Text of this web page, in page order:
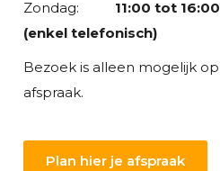
Zondag: 11:00 tot 16:00
(enkel telefonisch)
Bezoek is alleen mogelijk op
afspraak.
Plan hier je afspraak